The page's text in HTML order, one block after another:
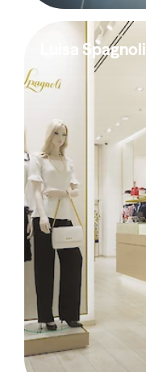
Luisa Spagnoli